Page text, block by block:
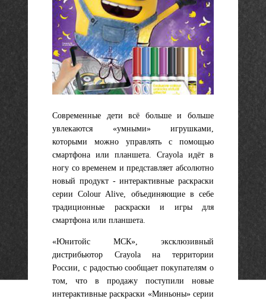
Современные дети всё больше и больше
увлекаются «умными» игрушками,
которыми можно управлять с помощью
смартфона или планшета. Crayola идёт в
ногу со временем и представляет абсолютно
новый продукт - интерактивные раскраски
серии Colour Alive, объединяющие в себе
традиционные раскраски и игры для
смартфона или планшета.
«Юнитойс МСК», эксклюзивный
дистрибьютор Crayola на территории
России, с радостью сообщает покупателям о
том, что в продажу поступили новые
интерактивные раскраски «Миньоны» серии